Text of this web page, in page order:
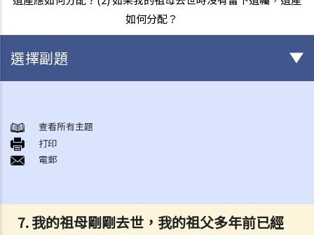
如何分配？
7. 我的祖母剛剛去世，我的祖父多年前已經
選擇副題
1. 訂立遺囑的好處
2. 在授予承辦書方面，有遺囑的遺產與沒有遺囑的遺產有何分別?
如何訂立遺囑
Q1. 假如立遺囑人僅透過電話與律師討論遺囑內容，但從未簽署任何遺
囑，到底立遺囑人有沒有簽立有效的遺囑？
查看所有主題
打印
電郵